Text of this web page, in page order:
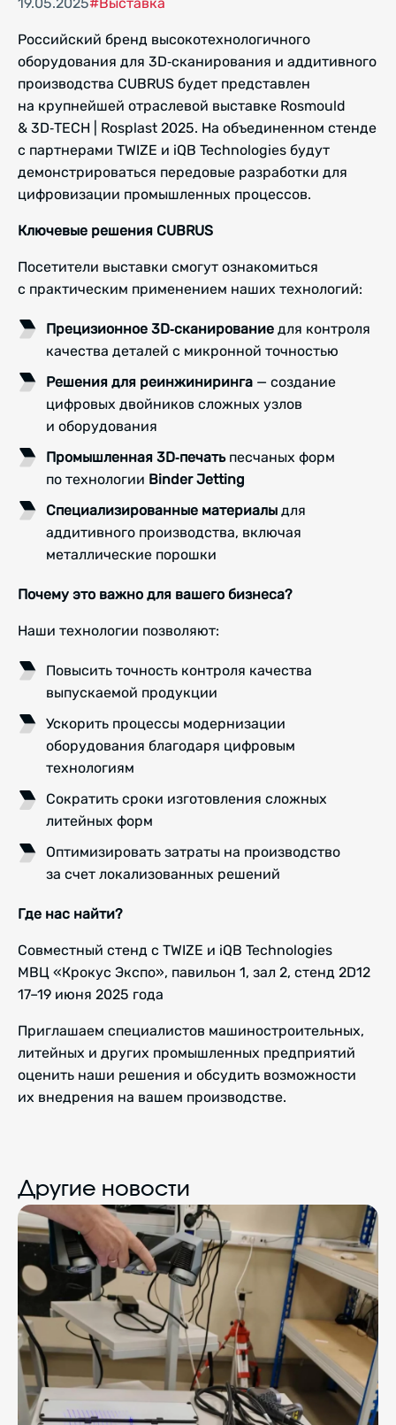
Российский бренд высокотехнологичного
оборудования для 3D‑сканирования и аддитивного
производства CUBRUS будет представлен
на крупнейшей отраслевой выставке Rosmould
& 3D‑TECH | Rosplast 2025. На объединенном стенде
с партнерами TWIZE и iQB Technologies будут
демонстрироваться передовые разработки для
цифровизации промышленных процессов.
Ключевые решения CUBRUS
Посетители выставки смогут ознакомиться
с практическим применением наших технологий:
Прецизионное 3D‑сканирование для контроля
качества деталей с микронной точностью
Решения для реинжиниринга — создание
цифровых двойников сложных узлов
и оборудования
Промышленная 3D‑печатьпесчаных форм
по технологии Binder Jetting
Специализированные материалы для
аддитивного производства, включая
металлические порошки
Почему это важно для вашего бизнеса?
Наши технологии позволяют:
Повысить точность контроля качества
выпускаемой продукции
Ускорить процессы модернизации
оборудования благодаря цифровым
технологиям
Сократить сроки изготовления сложных
литейных форм
Оптимизировать затраты на производство
за счет локализованных решений
Где нас найти?
Совместный стенд с TWIZE и iQB Technologies
МВЦ «Крокус Экспо», павильон 1, зал 2, стенд 2D12
17–19 июня 2025 года
Приглашаем специалистов машиностроительных,
литейных и других промышленных предприятий
оценить наши решения и обсудить возможности
их внедрения на вашем производстве.
Другие новости